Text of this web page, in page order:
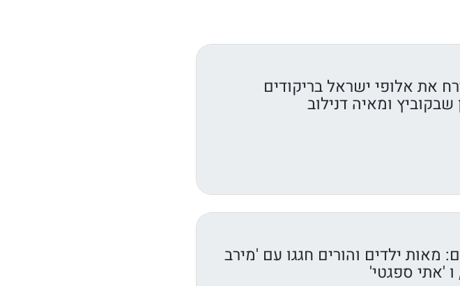
את אלופי ישראל בריקודים
שבקוביץ ומאיה דנילוב
מאות ילדים והורים חגגו עם 'מירב
'אתי ספגטי'